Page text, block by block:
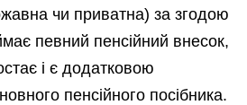
чи приватна) за згодою
певний пенсійний внесок,
і є додатковою
пенсійного посібника.